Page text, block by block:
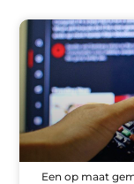
Een op maat